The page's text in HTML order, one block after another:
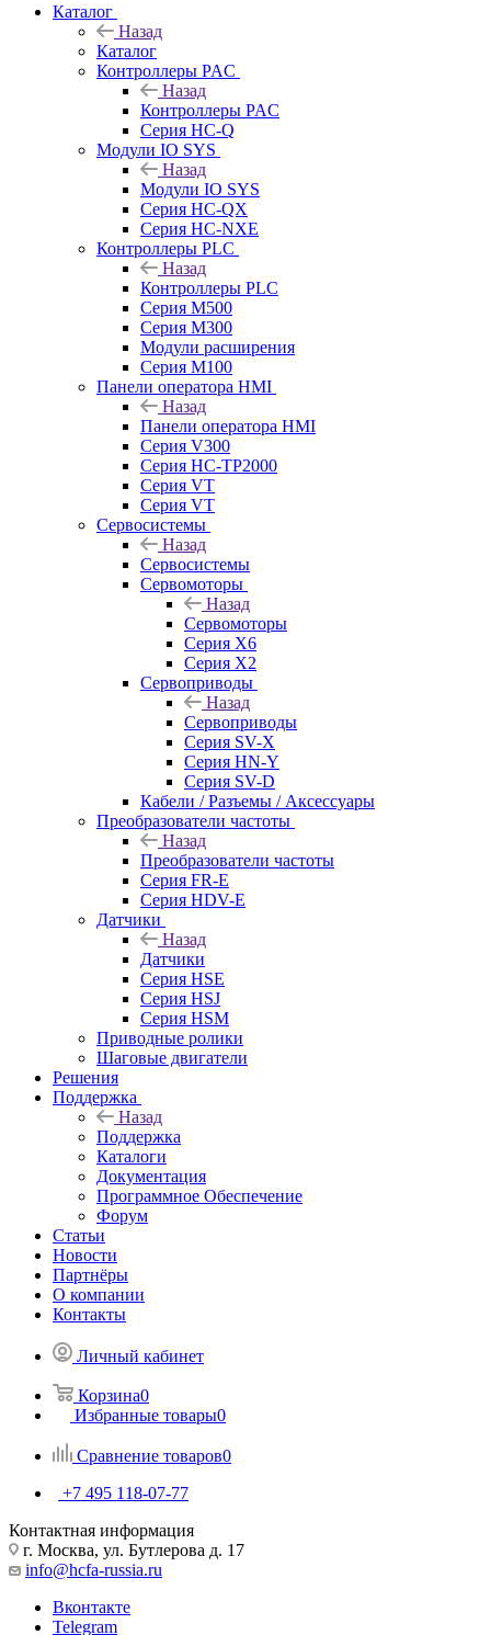
Каталог
Назад
Каталог
Контроллеры PAC
Назад
Контроллеры PAC
Серия HC-Q
Модули IO SYS
Назад
Модули IO SYS
Серия HC-QX
Серия HC-NXE
Контроллеры PLC
Назад
Контроллеры PLC
Серия M500
Серия M300
Модули расширения
Серия M100
Панели оператора HMI
Назад
Панели оператора HMI
Серия V300
Серия HC-TP2000
Серия VT
Серия VT
Сервосистемы
Назад
Сервосистемы
Сервомоторы
Назад
Сервомоторы
Серия X6
Серия X2
Сервоприводы
Назад
Сервоприводы
Серия SV-X
Серия HN-Y
Серия SV-D
Кабели / Разъемы / Аксессуары
Преобразователи частоты
Назад
Преобразователи частоты
Серия FR-E
Серия HDV-E
Датчики
Назад
Датчики
Серия HSE
Серия HSJ
Серия HSM
Приводные ролики
Шаговые двигатели
Решения
Поддержка
Назад
Поддержка
Каталоги
Документация
Программное Обеспечение
Форум
Статьи
Новости
Партнёры
О компании
Контакты
Личный кабинет
Корзина0
Избранные товары0
Сравнение товаров0
+7 495 118-07-77
Контактная информация
г. Москва, ул. Бутлерова д. 17
info@hcfa-russia.ru
Вконтакте
Telegram